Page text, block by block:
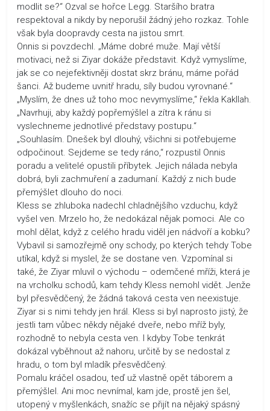
modlit se?“ Ozval se hořce Legg. Staršího bratra
respektoval a nikdy by neporušil žádný jeho rozkaz. Tohle
však byla doopravdy cesta na jistou smrt.
Onnis si povzdechl. „Máme dobré muže. Mají větší
motivaci, než si Ziyar dokáže představit. Když vymyslíme,
jak se co nejefektivněji dostat skrz bránu, máme pořád
šanci. Až budeme uvnitř hradu, síly budou vyrovnané.“
„Myslím, že dnes už toho moc nevymyslíme,“ řekla Kakllah.
„Navrhuji, aby každý popřemýšlel a zítra k ránu si
vyslechneme jednotlivé představy postupu.“
„Souhlasím. Dnešek byl dlouhý, všichni si potřebujeme
odpočinout. Sejdeme se tedy ráno,“ rozpustil Onnis
poradu a velitelé opustili příbytek. Jejich nálada nebyla
dobrá, byli zachmuření a zadumaní. Každý z nich bude
přemýšlet dlouho do noci.
Kless se zhluboka nadechl chladnějšího vzduchu, když
vyšel ven. Mrzelo ho, že nedokázal nějak pomoci. Ale co
mohl dělat, když z celého hradu viděl jen nádvoří a kobku?
Vybavil si samozřejmě ony schody, po kterých tehdy Tobe
utíkal, když si myslel, že se dostane ven. Vzpomínal si
také, že Ziyar mluvil o východu – odemčené mříži, která je
na vrcholku schodů, kam tehdy Kless nemohl vidět. Jenže
byl přesvědčený, že žádná taková cesta ven neexistuje.
Ziyar si s nimi tehdy jen hrál. Kless si byl naprosto jistý, že
jestli tam vůbec někdy nějaké dveře, nebo mříž byly,
rozhodně to nebyla cesta ven. I kdyby Tobe tenkrát
dokázal vyběhnout až nahoru, určitě by se nedostal z
hradu, o tom byl mladík přesvědčený.
Pomalu kráčel osadou, teď už vlastně opět táborem a
přemýšlel. Ani moc nevnímal, kam jde, prostě jen šel,
utopený v myšlenkách, snažíc se přijít na nějaký spásný